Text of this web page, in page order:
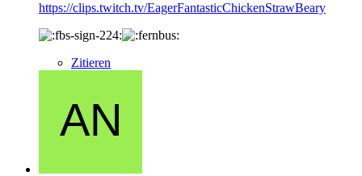
https://clips.twitch.tv/EagerFantasticChickenStrawBeary
Zitieren